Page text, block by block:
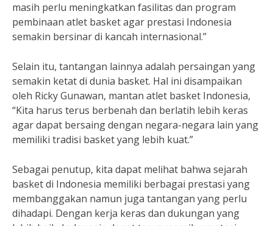
masih perlu meningkatkan fasilitas dan program
pembinaan atlet basket agar prestasi Indonesia
semakin bersinar di kancah internasional.”
Selain itu, tantangan lainnya adalah persaingan yang
semakin ketat di dunia basket. Hal ini disampaikan
oleh Ricky Gunawan, mantan atlet basket Indonesia,
“Kita harus terus berbenah dan berlatih lebih keras
agar dapat bersaing dengan negara-negara lain yang
memiliki tradisi basket yang lebih kuat.”
Sebagai penutup, kita dapat melihat bahwa sejarah
basket di Indonesia memiliki berbagai prestasi yang
membanggakan namun juga tantangan yang perlu
dihadapi. Dengan kerja keras dan dukungan yang